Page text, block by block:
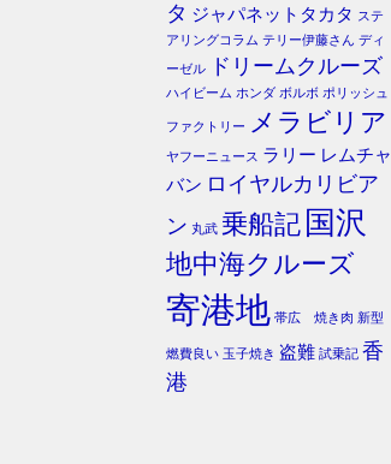
タ ジャパネットタカタ ステ
アリングコラム テリー伊藤さん ディ
ーゼル
ドリームクルーズ
ハイビーム ホンダ ボルボ ポリッシュ
ファクトリー メラビリア
ヤフーニュース ラリー レムチャ
バン ロイヤルカリビア
ン 丸武 乗船記 国沢
地中海クルーズ
寄港地 帯広 焼き肉 新型
燃費良い 玉子焼き 盗難 試乗記 香
港